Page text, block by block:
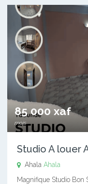
85 000 xaf
mois
Studio A louer
Ahala Ahala
Magnifique Studio Bon